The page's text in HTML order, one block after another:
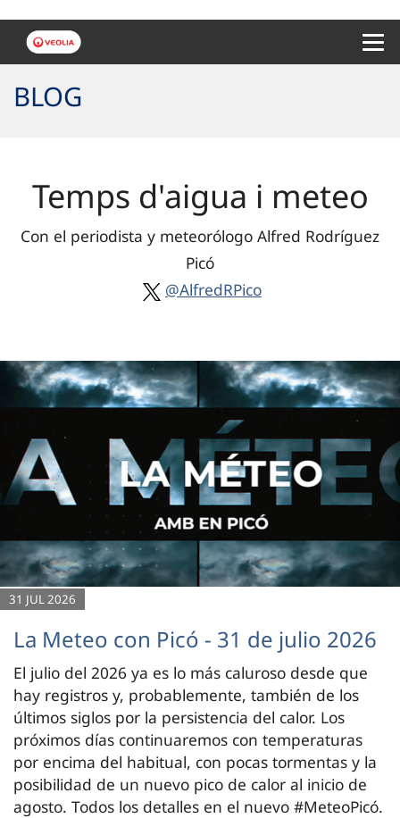
BLOG
Temps d'aigua i meteo
Con el periodista y meteorólogo Alfred Rodríguez
Picó
@AlfredRPico
31 JUL 2026
La Meteo con Picó - 31 de julio 2026
El julio del 2026 ya es lo más caluroso desde que
hay registros y, probablemente, también de los
últimos siglos por la persistencia del calor. Los
próximos días continuaremos con temperaturas
por encima del habitual, con pocas tormentas y la
posibilidad de un nuevo pico de calor al inicio de
agosto. Todos los detalles en el nuevo #MeteoPicó.